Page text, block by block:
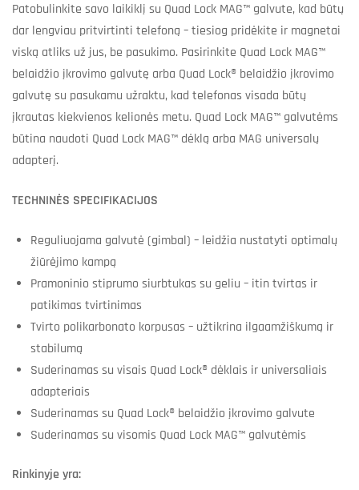
Patobulinkite savo laikiklį su Quad Lock MAG™ galvute, kad būtų
dar lengviau pritvirtinti telefoną – tiesiog pridėkite ir magnetai
viską atliks už jus, be pasukimo. Pasirinkite Quad Lock MAG™
belaidžio įkrovimo galvutę arba Quad Lock® belaidžio įkrovimo
galvutę su pasukamu užraktu, kad telefonas visada būtų
įkrautas kiekvienos kelionės metu. Quad Lock MAG™ galvutėms
būtina naudoti Quad Lock MAG™ dėklą arba MAG universalų
adapterį.
TECHNINĖS SPECIFIKACIJOS
Reguliuojama galvutė (gimbal) – leidžia nustatyti optimalų
žiūrėjimo kampą
Pramoninio stiprumo siurbtukas su geliu – itin tvirtas ir
patikimas tvirtinimas
Tvirto polikarbonato korpusas – užtikrina ilgaamžiškumą ir
stabilumą
Suderinamas su visais Quad Lock® dėklais ir universaliais
adapteriais
Suderinamas su Quad Lock® belaidžio įkrovimo galvute
Suderinamas su visomis Quad Lock MAG™ galvutėmis
Rinkinyje yra: